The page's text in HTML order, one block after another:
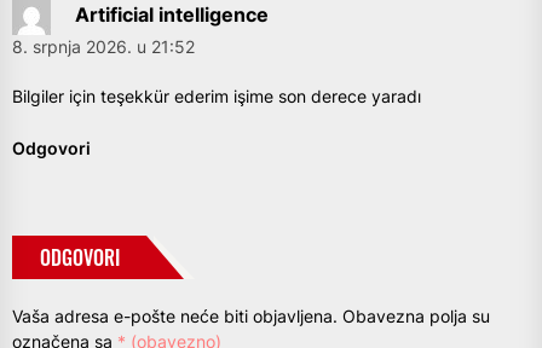
Artificial intelligence
8. srpnja 2026. u 21:52
Bilgiler için teşekkür ederim işime son derece yaradı
Odgovori
ODGOVORI
Vaša adresa e-pošte neće biti objavljena. Obavezna polja su
označena sa * (obavezno)